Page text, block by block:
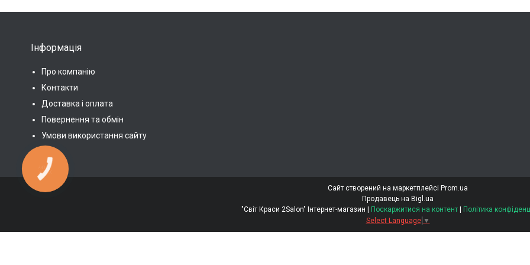
Інформація
Про компанію
Контакти
Доставка і оплата
Повернення та обмін
Умови використання сайту
Сайт створений на маркетплейсі Prom.ua
Продавець на Bigl.ua
Поскаржитися на контент
Політика
Select Language ▼
КНОПКА
ЗВ'ЯЗКУ